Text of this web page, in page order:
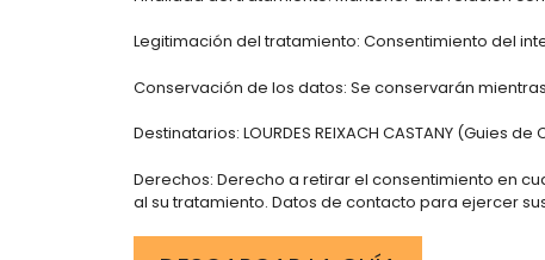
Legitimación del tratamiento: Consentimiento del
Conservación de los datos: Se conservarán
Destinatarios: LOURDES REIXACH CASTANY (Guies
Derechos: Derecho a retirar el consentimiento en
al su tratamiento. Datos de contacto para ejercer